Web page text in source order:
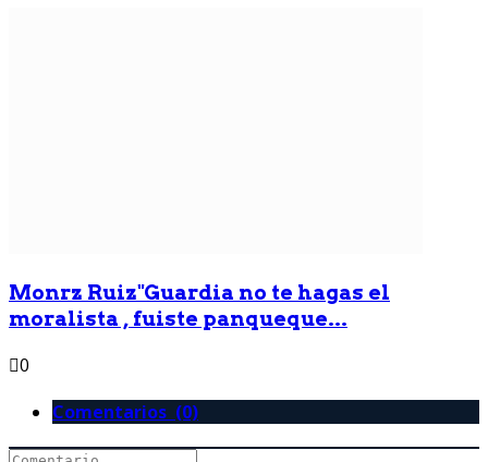
Monrz Ruiz"Guardia no te hagas el
moralista , fuiste panqueque...
0
Comentarios (0)